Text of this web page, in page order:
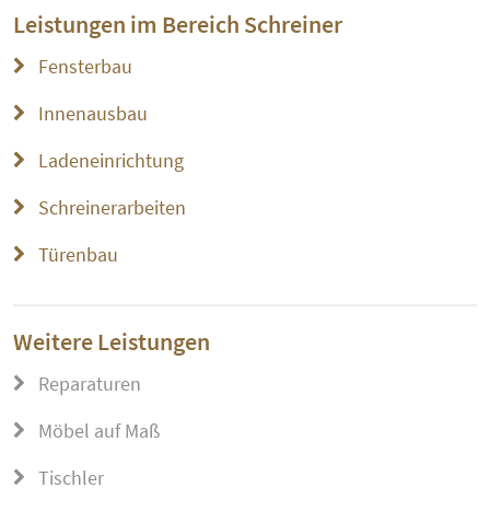
Leistungen im Bereich Schreiner
Fensterbau
Innenausbau
Ladeneinrichtung
Schreinerarbeiten
Türenbau
Weitere Leistungen
Reparaturen
Möbel auf Maß
Tischler